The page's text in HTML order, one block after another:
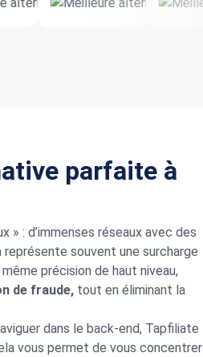
parfaite à
» : d’immenses réseaux avec des
représente souvent une surcharge
précision de haut niveau,
de fraude, tout en éliminant la
dans le back-end, Tapfiliate
vous permet de vous concentrer